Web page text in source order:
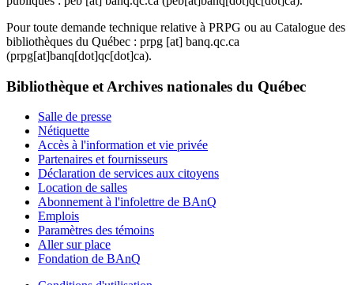
Pour toute demande technique relative à PRPG ou au Catalogue des
bibliothèques du Québec : prpg [at] banq.qc.ca
(prpg[at]banq[dot]qc[dot]ca).
Bibliothèque et Archives nationales du Québec
Salle de presse
Nétiquette
Accès à l'information et vie privée
Partenaires et fournisseurs
Déclaration de services aux citoyens
Location de salles
Abonnement à l'infolettre de BAnQ
Emplois
Paramètres des témoins
Aller sur place
Fondation de BAnQ